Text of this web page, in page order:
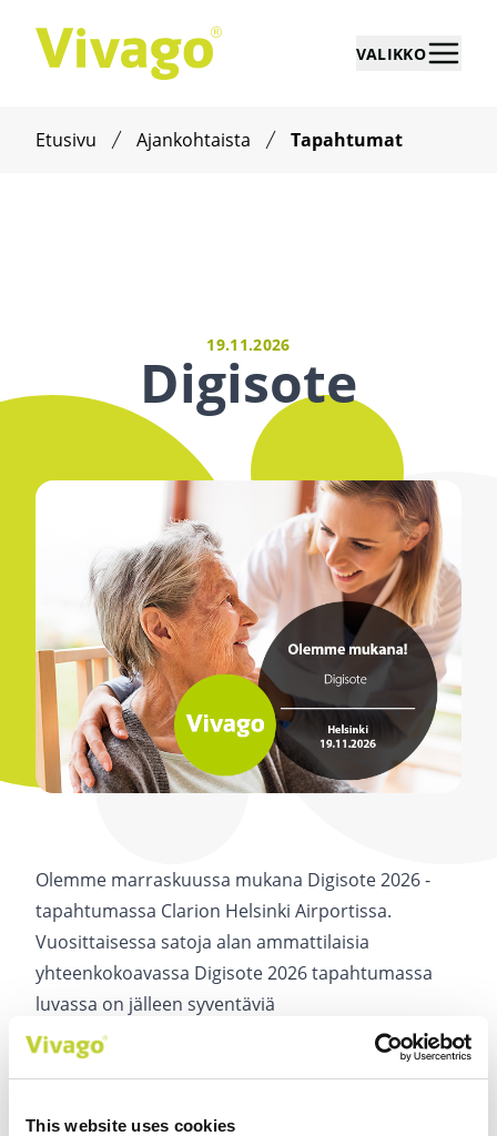
This website uses cookies
VALIKKO
Etusivu Ajankohtaista Tapahtumat
19.11.2026
Digisote
Olemme marraskuussa mukana Digisote 2026 -
tapahtumassa Clarion Helsinki Airportissa.
Vuosittaisessa satoja alan ammattilaisia
yhteenkokoavassa Digisote 2026tapahtumassa
luvassa on jälleen syventäviä
asiantuntijapuheenvuoroja sekä kattava katsaus
aiheisiin, jotka muokkaavat alan tulevaisuutta.
Nähdään messuilla marraskuussa!